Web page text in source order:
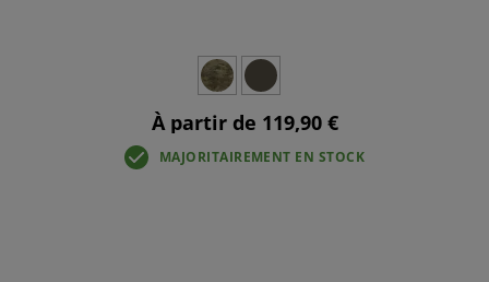
À partir de 119,90 €
MAJORITAIREMENT EN STOCK